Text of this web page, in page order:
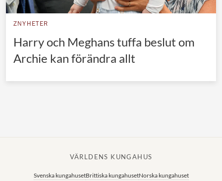
Luxemburgska storhertighuset
Thailändska kungahuset
Marockanska kungahuset
ZNYHETER
Harry och Meghans tuffa beslut om
Archie kan förändra allt
VÄRLDENS KUNGAHUS
Svenska kungahusetBrittiska kungahusetNorska kungahuset